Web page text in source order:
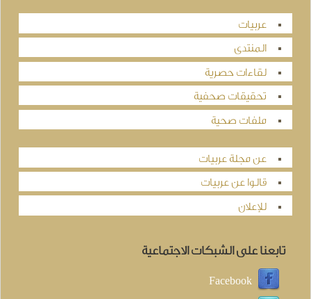
عربيات
المنتدى
لقاءات حصرية
تحقيقات صحفية
ملفات صحية
عن مجلة عربيات
قالوا عن عربيات
للإعلان
تابعنا على الشبكات الاجتماعية
Facebook